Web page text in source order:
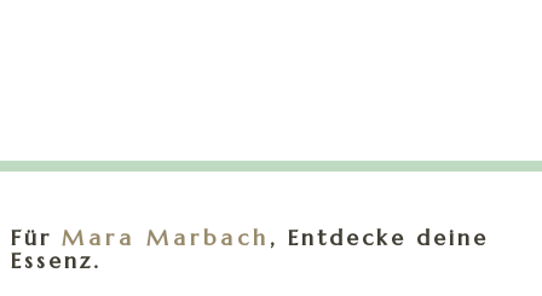
Für Mara Marbach , Entdecke deine
Essenz.